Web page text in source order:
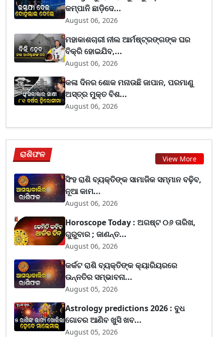
କମ୍ପାନି ଛାଡ଼ିଦେ...
August 06, 2026
ମହାକାଶଚାରୀ ନୀଲ ଆର୍ମଷ୍ଟ୍ରଙ୍ଗଙ୍କ ଘର
ବିକ୍ରି ହୋଇଯିବ,...
August 06, 2026
କଳା ଦିନର ଶୋକ ମନାଉଛି ଜାପାନ, ପରମାଣୁ
ଅସ୍ତ୍ର ମୁକ୍ତ ବିଶ...
August 06, 2026
ରାଶିଫଳ View More
ସିଂହ ରାଶି ବ୍ୟକ୍ତିଙ୍କ ସାମାଜିକ ସମ୍ମାନ ବଢ଼ିବ,
ନୂଆ କାମ...
August 06, 2026
Horoscope Today : ଅଗଷ୍ଟ ୦୬ ତାରିଖ,
ଗୁରୁବାର ; ଜାଣନ୍ତ...
August 06, 2026
କର୍କଟ ରାଶି ବ୍ୟକ୍ତିଙ୍କ କ୍ୟାରିୟରରେ
ଉନ୍ନତିର ସମ୍ଭାବନା...
August 05, 2026
Astrology predictions 2026 : ବୁଧ
ଗୋଚର ଆଣିବ ଖୁସି ଖବ...
August 05, 2026